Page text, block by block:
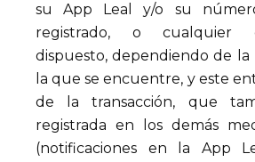
su App Leal y/o su
registrado, o cualquier
dispuesto, dependiendo de la
la que se encuentre, y este
de la transacción, que
registrada en los demás
(notificaciones en la App